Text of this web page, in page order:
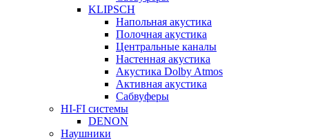
KLIPSCH
Напольная акустика
Полочная акустика
Центральные каналы
Настенная акустика
Акустика Dolby Atmos
Активная акустика
Сабвуферы
HI-FI системы
DENON
Наушники